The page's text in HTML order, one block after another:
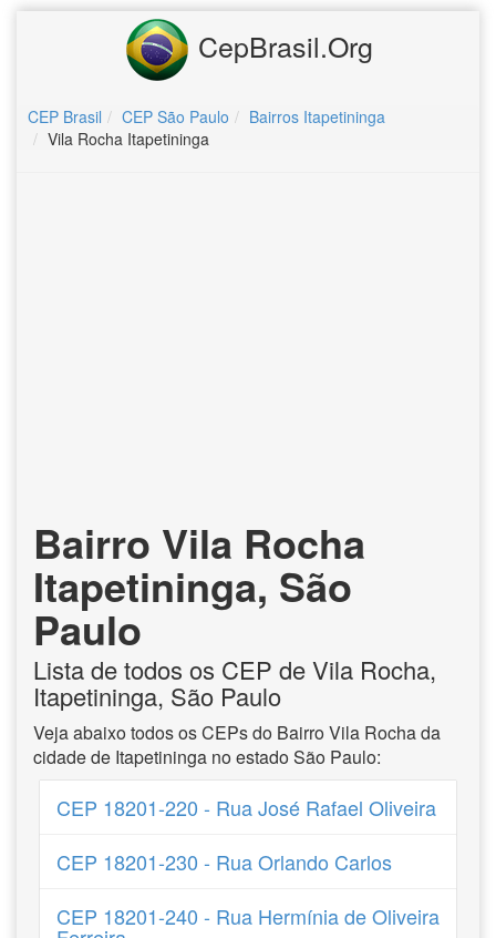
CepBrasil.Org
CEP Brasil CEP São Paulo
Bairros Itapetininga
Vila Rocha Itapetininga
Bairro Vila Rocha
Itapetininga, São
Paulo
Lista de todos os CEP de Vila Rocha,
Itapetininga, São Paulo
Veja abaixo todos os CEPs do Bairro Vila Rocha da
cidade de Itapetininga no estado São Paulo:
CEP 18201-220 - Rua José Rafael Oliveira
CEP 18201-230 - Rua Orlando Carlos
CEP 18201-240 - Rua Hermínia de Oliveira